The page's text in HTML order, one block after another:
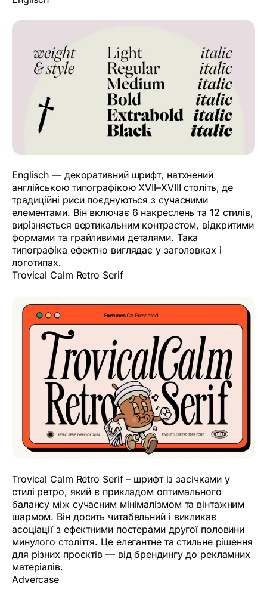
Englisch — декоративний шрифт, натхнений
англійською типографікою XVII–XVIII століть, де
традиційні риси поєднуються з сучасними
елементами. Він включає 6 накреслень та 12 стилів,
вирізняється вертикальним контрастом, відкритими
формами та грайливими деталями. Така
типографіка ефектно виглядає у заголовках і
логотипах.
Trovical Calm Retro Serif
Trovical Calm Retro Serif – шрифт із засічками у
стилі ретро, ​​який є прикладом оптимального
балансу між сучасним мінімалізмом та вінтажним
шармом. Він досить читабельний і викликає
асоціації з ефектними постерами другої половини
минулого століття. Це елегантне та стильне рішення
для різних проєктів — від брендингу до рекламних
матеріалів.
Advercase